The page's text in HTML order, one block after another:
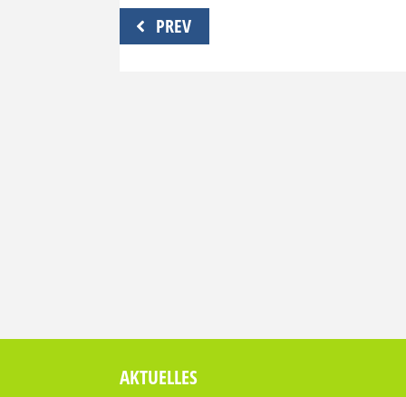
Beitragsnavigation
PREV
AKTUELLES